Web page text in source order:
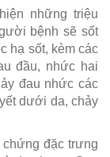
những triệu
bệnh sẽ sốt
hạ sốt, kèm các
đầu, nhức hai
đau nhức các
dưới da, chảy
đặc trưng